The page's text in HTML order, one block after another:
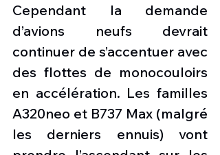
Cependant la demande
d’avions neufs devrait
continuer de s’accentuer avec
des flottes de monocouloirs
en accélération. Les familles
A320neo et B737 Max (malgré
les derniers ennuis) vont